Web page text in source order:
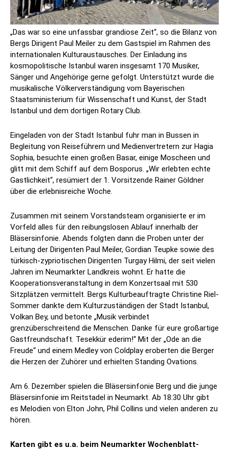
„Das war so eine unfassbar grandiose Zeit“, so die Bilanz von
Bergs Dirigent Paul Meiler zu dem Gastspiel im Rahmen des
internationalen Kulturaustausches. Der Einladung ins
kosmopolitische Istanbul waren insgesamt 170 Musiker,
Sänger und Angehörige gerne gefolgt. Unterstützt wurde die
musikalische Völkerverständigung vom Bayerischen
Staatsministerium für Wissenschaft und Kunst, der Stadt
Istanbul und dem dortigen Rotary Club.
Eingeladen von der Stadt Istanbul fuhr man in Bussen in
Begleitung von Reiseführern und Medienvertretern zur Hagia
Sophia, besuchte einen großen Basar, einige Moscheen und
glitt mit dem Schiff auf dem Bosporus. „Wir erlebten echte
Gastlichkeit“, resümiert der 1. Vorsitzende Rainer Göldner
über die erlebnisreiche Woche.
Zusammen mit seinem Vorstandsteam organisierte er im
Vorfeld alles für den reibungslosen Ablauf innerhalb der
Bläsersinfonie. Abends folgten dann die Proben unter der
Leitung der Dirigenten Paul Meiler, Gordian Teupke sowie des
türkisch-zypriotischen Dirigenten Turgay Hilmi, der seit vielen
Jahren im Neumarkter Landkreis wohnt. Er hatte die
Kooperationsveranstaltung in dem Konzertsaal mit 530
Sitzplätzen vermittelt. Bergs Kulturbeauftragte Christine Riel-
Sommer dankte dem Kulturzuständigen der Stadt Istanbul,
Volkan Bey, und betonte „Musik verbindet
grenzüberschreitend die Menschen. Danke für eure großartige
Gastfreundschaft. Tesekkür ederim!“ Mit der „Ode an die
Freude“ und einem Medley von Coldplay eroberten die Berger
die Herzen der Zuhörer und erhielten Standing Ovations.
Am 6. Dezember spielen die Bläsersinfonie Berg und die junge
Bläsersinfonie im Reitstadel in Neumarkt. Ab 18:30 Uhr gibt
es Melodien von Elton John, Phil Collins und vielen anderen zu
hören.
Karten gibt es u.a. beim Neumarkter Wochenblatt-